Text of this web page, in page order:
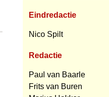
Eindredactie
Nico Spilt
Redactie
Paul van Baarle
Frits van Buren